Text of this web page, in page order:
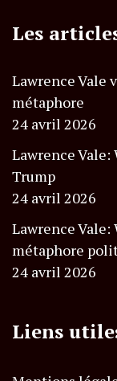
Les
Lawrence Vale
métaphore
24 avril 2026
Lawrence
Trump
24 avril 2026
Lawrence
métaphore
24 avril 2026
Liens